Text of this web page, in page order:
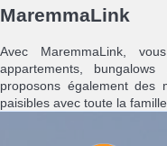
MaremmaLink
Avec MaremmaLink,
appartements,
proposons également des
paisibles avec toute la famille